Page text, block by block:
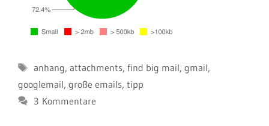
Schlagwörter
anhang, attachments, find big mail, gmail,
googlemail, große emails, tipp
3 Kommentare